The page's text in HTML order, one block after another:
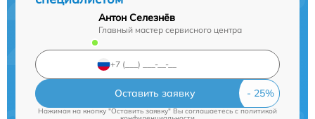
Антон Селезнёв
Главный мастер сервисного центра
Оставить заявку
Нажимая на кнопку "Оставить заявку" Вы соглашаетесь cполитикой